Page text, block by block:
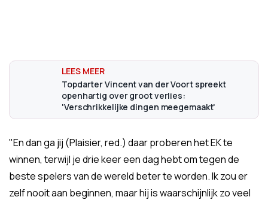
Topdarter Vincent van der Voort spreekt
openhartig over groot verlies:
'Verschrikkelijke dingen meegemaakt'
"En dan ga jij (Plaisier, red.) daar proberen het EK te
winnen, terwijl je drie keer een dag hebt om tegen de
beste spelers van de wereld beter te worden. Ik zou er
zelf nooit aan beginnen, maar hij is waarschijnlijk zo veel